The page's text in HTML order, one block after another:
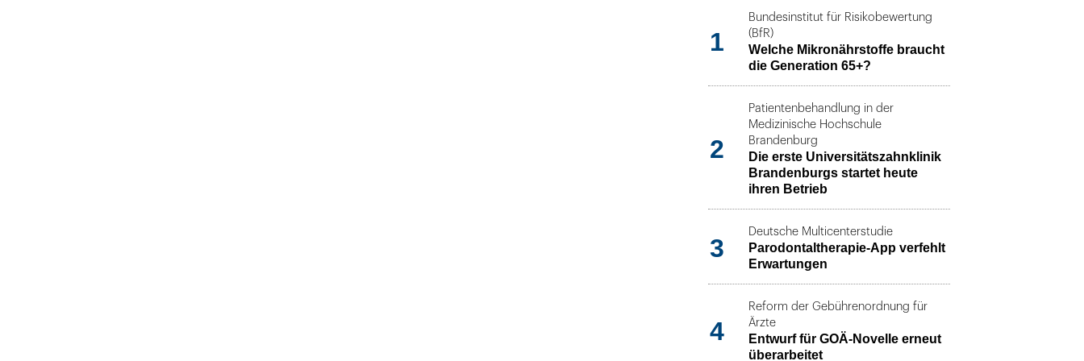
1
Bundesinstitut für Risikobewertung
(BfR)
Welche Mikronährstoffe braucht
die Generation 65+?
2
Patientenbehandlung in der
Medizinische Hochschule
Brandenburg
Die erste Universitätszahnklinik
Brandenburgs startet heute
ihren Betrieb
3
Deutsche Multicenterstudie
Parodontaltherapie-App verfehlt
Erwartungen
4
Reform der Gebührenordnung für
Ärzte
Entwurf für GOÄ-Novelle erneut
überarbeitet